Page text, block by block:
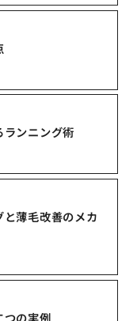
ンニング術
薄毛改善のメカ
つの実例